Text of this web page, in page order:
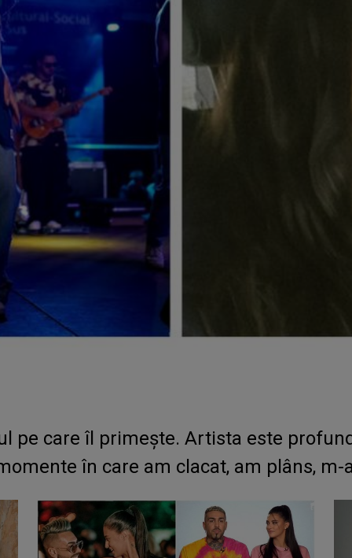
pe care îl primește. Artista este
în care am clacat, am plâns,